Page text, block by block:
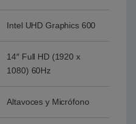
Intel UHD Graphics 600
14″ Full HD (1920 x
1080) 60Hz
Altavoces y Micrófono